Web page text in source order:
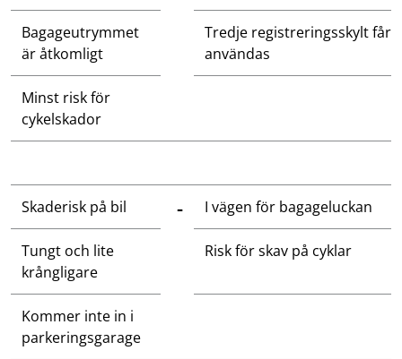
Bagageutrymmet
är åtkomligt
Tredje registreringsskylt får
användas
Minst risk för
cykelskador
Skaderisk på bil - I vägen för bagageluckan
Tungt och lite
krångligare
Risk för skav på cyklar
Kommer inte in i
parkeringsgarage